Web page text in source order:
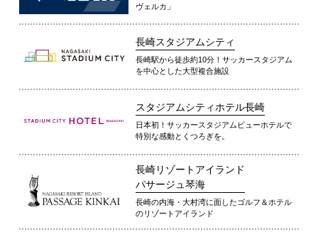
ヴェルカ」
長崎スタジアムシティ
長崎駅から徒歩約10分！サッカースタジアム
を中心とした大型複合施設
スタジアムシティホテル長崎
日本初！サッカースタジアムビューホテルで
特別な感動とくつろぎを。
長崎リゾートアイランド
パサージュ琴海
長崎の内海・大村湾に面したゴルフ＆ホテル
のリゾートアイランド